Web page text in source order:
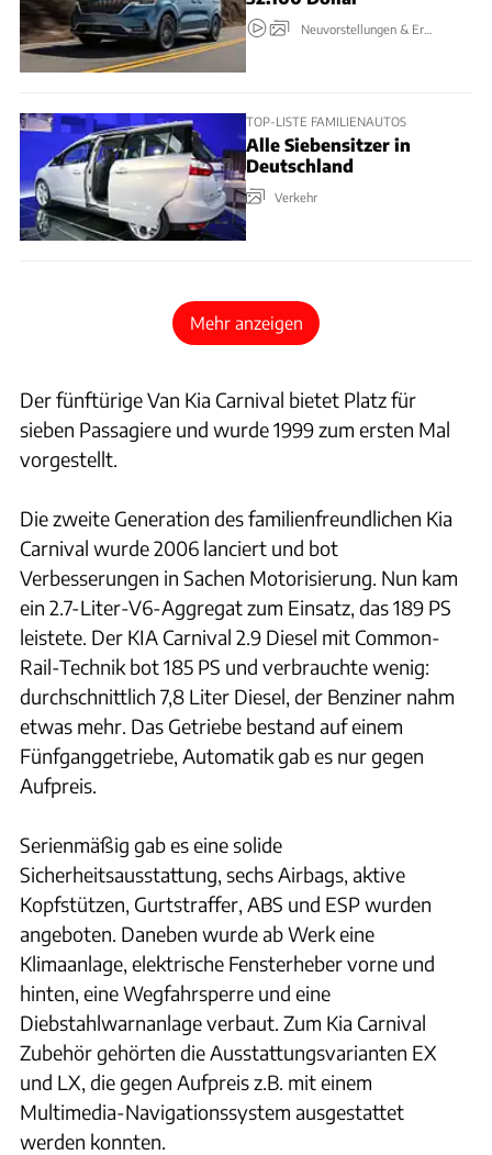
Neuvorstellungen & Erlkönige
TOP-LISTE FAMILIENAUTOS
Alle Siebensitzer in
Deutschland
Verkehr
Mehr anzeigen
Der fünftürige Van Kia Carnival bietet Platz für
sieben Passagiere und wurde 1999 zum ersten Mal
vorgestellt.
Die zweite Generation des familienfreundlichen Kia
Carnival wurde 2006 lanciert und bot
Verbesserungen in Sachen Motorisierung. Nun kam
ein 2.7-Liter-V6-Aggregat zum Einsatz, das 189 PS
leistete. Der KIA Carnival 2.9 Diesel mit Common-
Rail-Technik bot 185 PS und verbrauchte wenig:
durchschnittlich 7,8 Liter Diesel, der Benziner nahm
etwas mehr. Das Getriebe bestand auf einem
Fünfganggetriebe, Automatik gab es nur gegen
Aufpreis.
Serienmäßig gab es eine solide
Sicherheitsausstattung, sechs Airbags, aktive
Kopfstützen, Gurtstraffer, ABS und ESP wurden
angeboten. Daneben wurde ab Werk eine
Klimaanlage, elektrische Fensterheber vorne und
hinten, eine Wegfahrsperre und eine
Diebstahlwarnanlage verbaut. Zum Kia Carnival
Zubehör gehörten die Ausstattungsvarianten EX
und LX, die gegen Aufpreis z.B. mit einem
Multimedia-Navigationssystem ausgestattet
werden konnten.